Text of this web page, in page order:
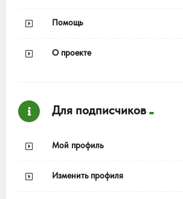
Помощь
О проекте
Для подписчиков
Мой профиль
Изменить профиля